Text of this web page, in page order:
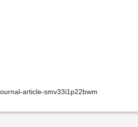
article-smv33i1p22bwm